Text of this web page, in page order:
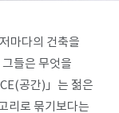
마다의 건축을
들은 무엇을
공간)」는 젊은
리로 묶기보다는